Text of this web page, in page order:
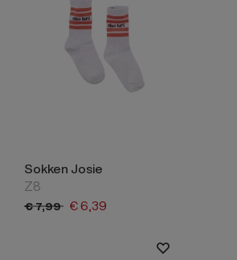
Sokken Josie
Z8
€7,99 €6,39